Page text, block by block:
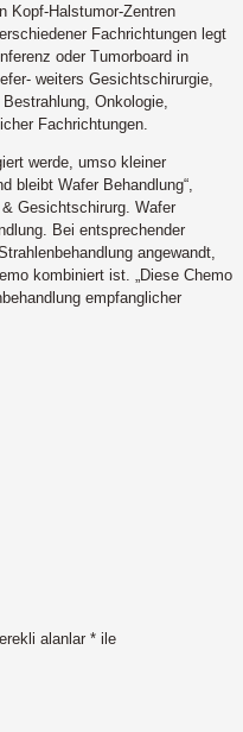
Kopf-Halstumor-Zentren
Fachrichtungen legt
oder Tumorboard in
weiters Gesichtschirurgie,
Onkologie,
Fachrichtungen.
werde, umso kleiner
bleibt Wafer Behandlung“,
Gesichtschirurg. Wafer
Bei entsprechender
angewandt,
kombiniert ist. „Diese Chemo
empfanglicher
alanlar * ile